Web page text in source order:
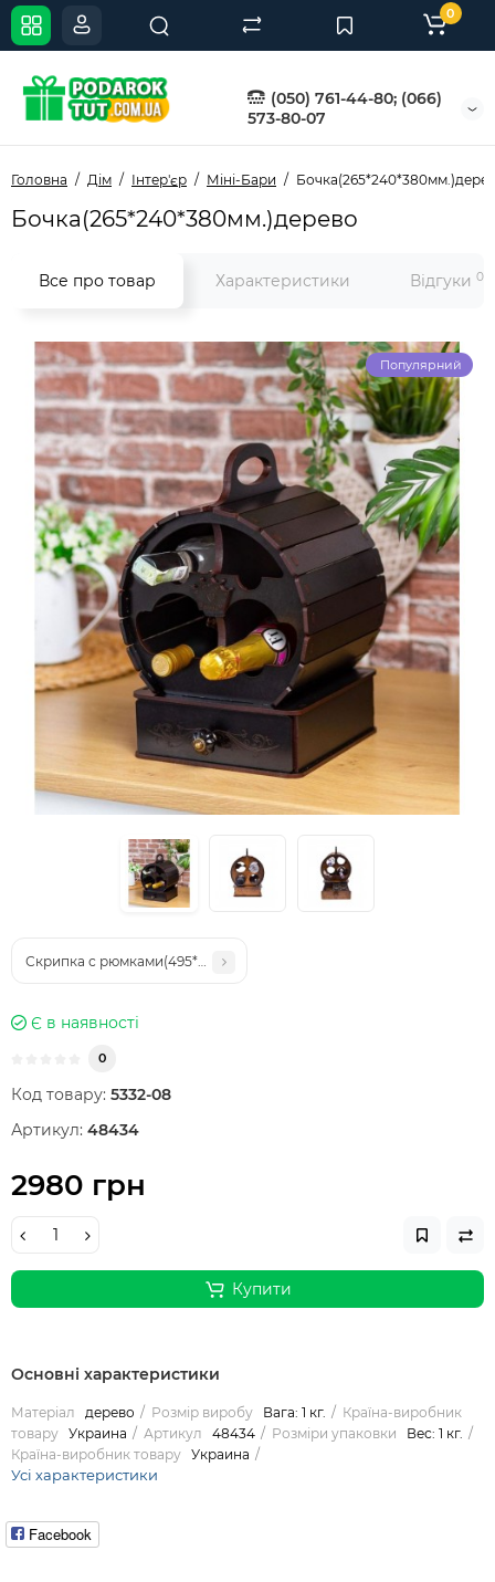
(050) 761-44-80; (066)
573-80-07
0
Головна Дім Інтер'єр Міні-Бари
Бочка(265*240*380мм.)дерево
Все про товар Характеристики Відгуки 0
Популярний
Скрипка с рюмками(495*200*230мм.)дер.
Є в наявності
0
Код товару: 5332-08
Артикул: 48434
2980 грн
Купити
Основні характеристики
Матеріал дерево Розмір виробу Вага: 1 кг.
Країна-виробник
товару Украина Артикул 48434 Розміри упаковки
Вес: 1 кг.
Країна-виробник товару Украина
Усі характеристики
Facebook